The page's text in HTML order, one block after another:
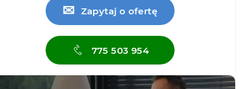
✉ Zapytaj o ofertę
775 503 954